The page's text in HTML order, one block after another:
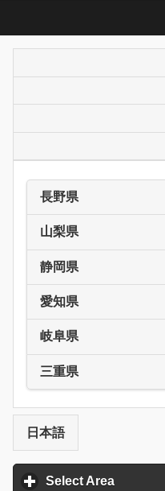
長野県
山梨県
静岡県
愛知県
岐阜県
三重県
日本語
Select Area